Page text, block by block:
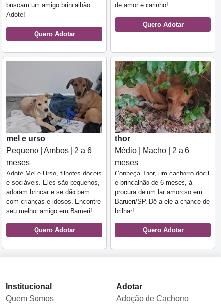
buscam um amigo brincalhão.
Adote!
Quero Adotar
de amor e carinho!
Quero Adotar
mel e urso
Pequeno | Ambos | 2 a 6
meses
Adote Mel e Urso, filhotes dóceis
e sociáveis. Eles são pequenos,
adoram brincar e se dão bem
com crianças e idosos. Encontre
seu melhor amigo em Barueri!
Quero Adotar
thor
Médio | Macho | 2 a 6
meses
Conheça Thor, um cachorro dócil
e brincalhão de 6 meses, à
procura de um lar amoroso em
Barueri/SP. Dê a ele a chance de
brilhar!
Quero Adotar
Institucional
Quem Somos
Adotar
Adoção de Cachorro